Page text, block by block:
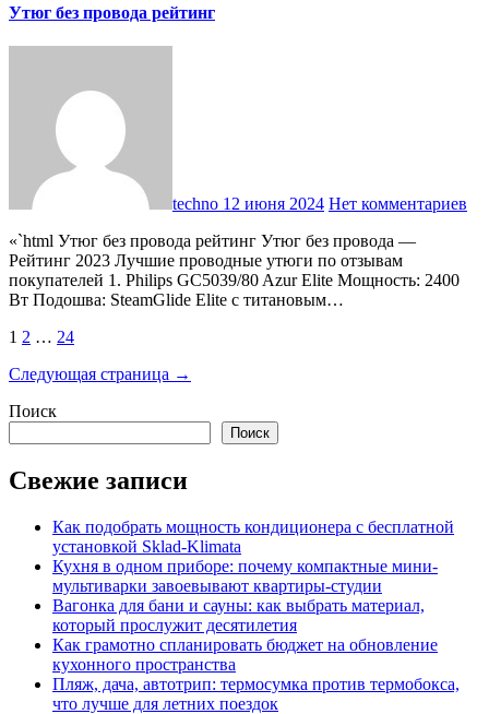
Утюг без провода рейтинг
techno 12 июня 2024 Нет комментариев
«`html Утюг без провода рейтинг Утюг без провода —
Рейтинг 2023 Лучшие проводные утюги по отзывам
покупателей 1. Philips GC5039/80 Azur Elite Мощность: 2400
Вт Подошва: SteamGlide Elite с титановым…
Пагинация
записей
1 2 … 24
Следующая страница →
Поиск
Поиск
Свежие записи
Как подобрать мощность кондиционера с бесплатной
установкой Sklad-Klimata
Кухня в одном приборе: почему компактные мини-
мультиварки завоевывают квартиры-студии
Вагонка для бани и сауны: как выбрать материал,
который прослужит десятилетия
Как грамотно спланировать бюджет на обновление
кухонного пространства
Пляж, дача, автотрип: термосумка против термобокса,
что лучше для летних поездок